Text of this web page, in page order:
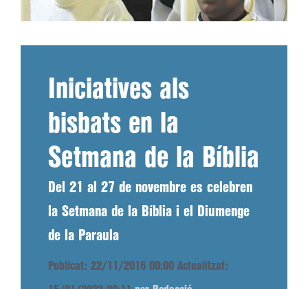
Iniciatives als
bisbats en la
Setmana de la Bíblia
Del 21 al 27 de novembre es celebren
la Setmana de la Bíblia i el Diumenge
de la Paraula
Publicat: 22/11/2016 00:00 Actualitzat: